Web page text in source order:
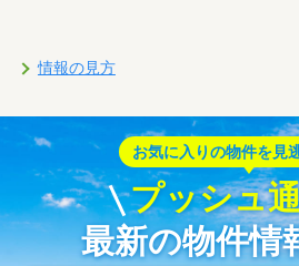
情報の見方
お気に入りの物件を見
プッシュ
最新の物件情